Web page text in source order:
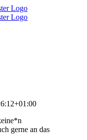
gerne an das